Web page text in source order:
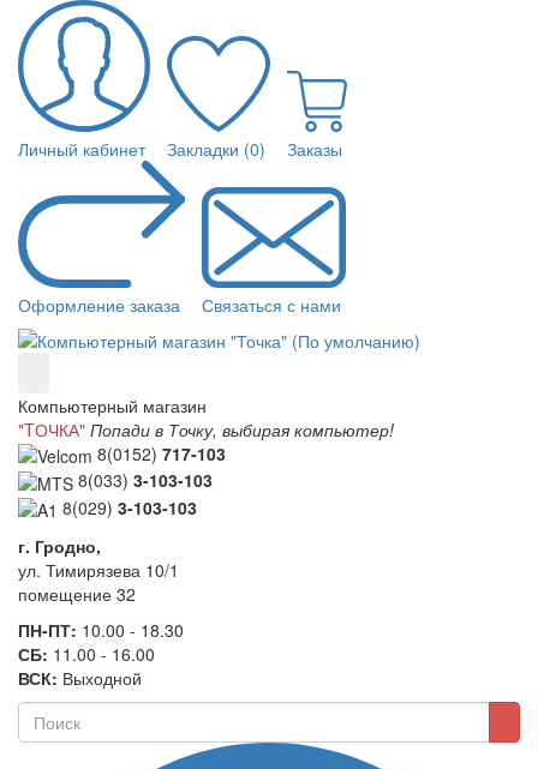
Личный кабинет Закладки (0) Заказы
Оформление заказа Связаться с нами
Компьютерный магазин
"TОЧКА" Попади в Точку, выбирая компьютер!
8(0152) 717-103
8(033) 3-103-103
8(029) 3-103-103
г. Гродно,
ул. Тимирязева 10/1
помещение 32
ПН-ПТ: 10.00 - 18.30
СБ: 11.00 - 16.00
ВСК: Выходной